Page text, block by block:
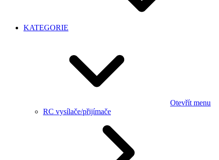
KATEGORIE
Otevřít menu
RC vysílače/přijímače